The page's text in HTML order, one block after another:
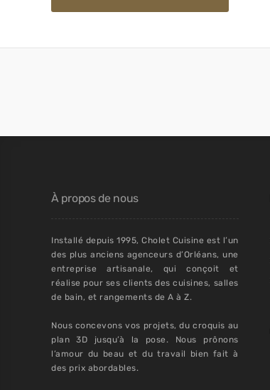
À propos de nous
Installé depuis 1995, Cholet Cuisine est l’un
des plus anciens agenceurs d’Orléans, une
entreprise artisanale, qui conçoit et
réalise pour ses clients des cuisines, salles
de bain, et rangements de A à Z.
Nous concevons vos projets, du croquis au
plan 3D jusqu’à la pose. Nous prônons
l’amour du beau et du travail bien fait à
des prix abordables.